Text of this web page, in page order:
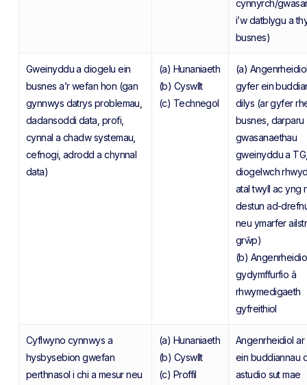
cynnyrch/
i’w datblygu a
busnes)
Gweinyddu a diogelu ein
busnes a’r wefan hon (gan
gynnwys datrys problemau,
dadansoddi data, profi,
cynnal a chadw systemau,
cefnogi, adrodd a chynnal
data)
(a) Hunaniaeth
(b) Cyswllt
(c) Technegol
(a)
gyfer ein
dilys (ar gyfer
busnes, darparu
gwasanaethau
gweinyddu a
diogelwch
atal twyll ac yng
destun ad-
neu ymarfer
grŵp)
(b)
gydymffurfio â
rhwymedigaeth
gyfreithiol
Cyflwyno cynnwys a
hysbysebion gwefan
perthnasol i chi a mesur neu
(a) Hunaniaeth
(b) Cyswllt
(c) Proffil
Angenrheidiol
ein buddiannau
astudio sut mae